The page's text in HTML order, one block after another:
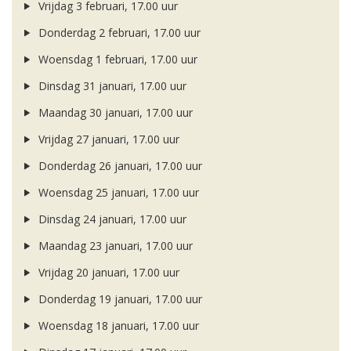
Vrijdag 3 februari, 17.00 uur
Donderdag 2 februari, 17.00 uur
Woensdag 1 februari, 17.00 uur
Dinsdag 31 januari, 17.00 uur
Maandag 30 januari, 17.00 uur
Vrijdag 27 januari, 17.00 uur
Donderdag 26 januari, 17.00 uur
Woensdag 25 januari, 17.00 uur
Dinsdag 24 januari, 17.00 uur
Maandag 23 januari, 17.00 uur
Vrijdag 20 januari, 17.00 uur
Donderdag 19 januari, 17.00 uur
Woensdag 18 januari, 17.00 uur